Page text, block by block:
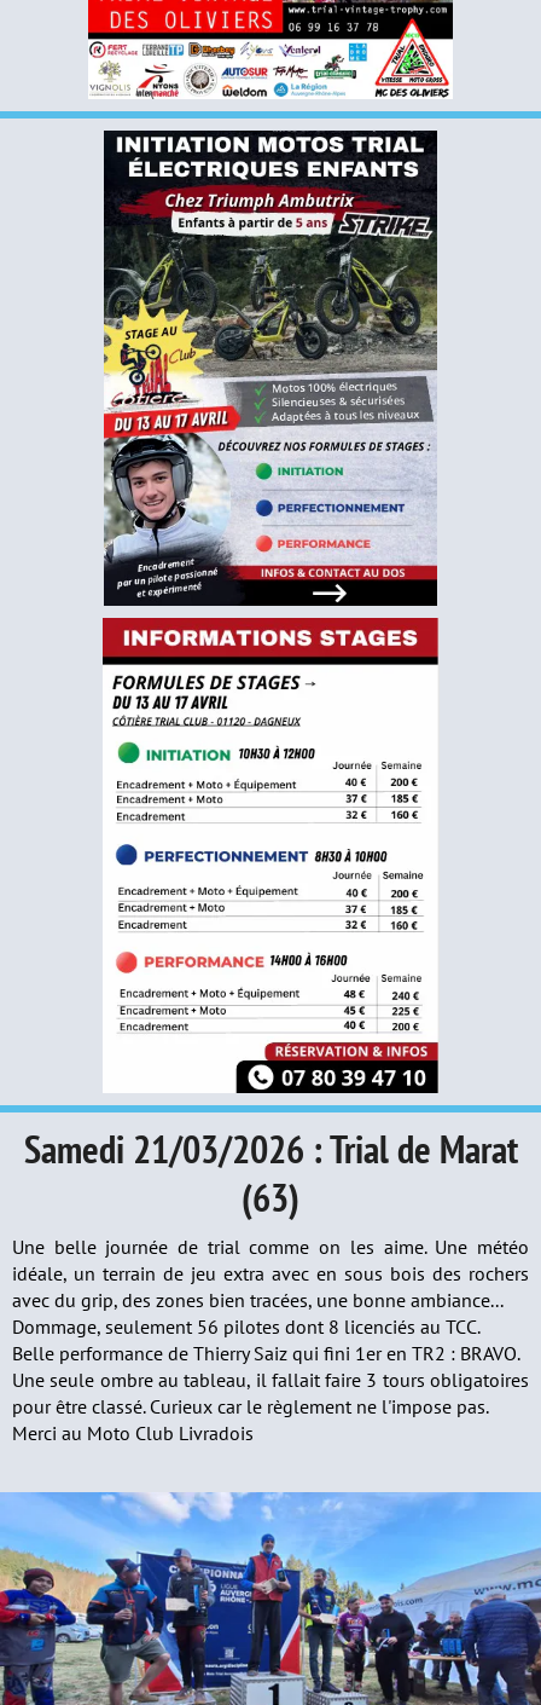
Samedi 21/03/2026 : Trial de Marat
(63)
Une belle journée de trial comme on les aime. Une météo
idéale, un terrain de jeu extra avec en sous bois des rochers
avec du grip, des zones bien tracées, une bonne ambiance...
Dommage, seulement 56 pilotes dont 8 licenciés au TCC.
Belle performance de Thierry Saiz qui fini 1er en TR2 : BRAVO.
Une seule ombre au tableau, il fallait faire 3 tours obligatoires
pour être classé. Curieux car le règlement ne l'impose pas.
Merci au Moto Club Livradois